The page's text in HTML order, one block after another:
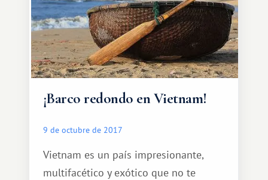
que nadaba allí. Pronto se enamoraron.
¡Barco redondo en Vietnam!
9 de octubre de 2017
Vietnam es un país impresionante,
multifacético y exótico que no te